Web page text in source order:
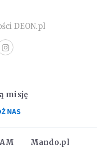
DEON.pl
Mando.pl
misję
NAS